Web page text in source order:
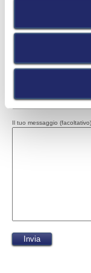
Nome e Cognome
Email
Il tuo messaggio (facoltativo)